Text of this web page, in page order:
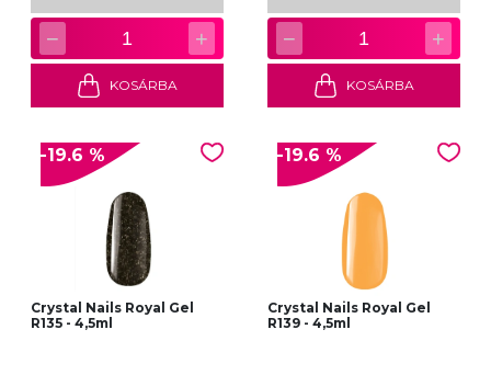
− 1 +
KOSÁRBA
− 1 +
KOSÁRBA
-19.6 %
Crystal Nails Royal Gel
R135 - 4,5ml
-19.6 %
Crystal Nails Royal Gel
R139 - 4,5ml